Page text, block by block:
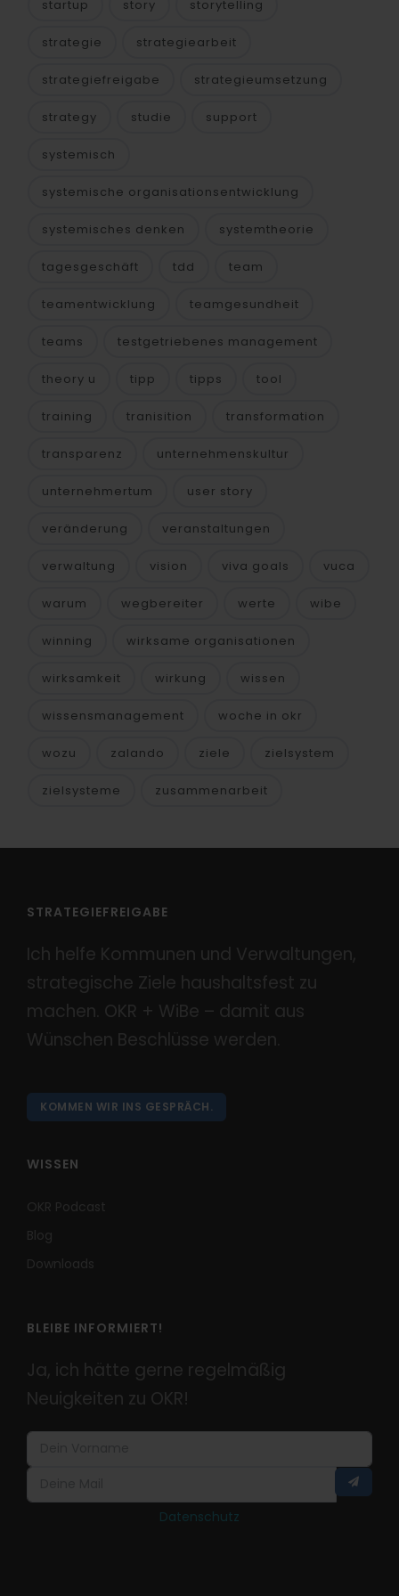
startup story storytelling
strategie strategiearbeit
strategiefreigabe strategieumsetzung
strategy studie support
systemisch
systemische organisationsentwicklung
systemisches denken systemtheorie
tagesgeschäft tdd team
teamentwicklung teamgesundheit
teams testgetriebenes management
theory u tipp tipps tool
training tranisition transformation
transparenz unternehmenskultur
unternehmertum user story
veränderung veranstaltungen
verwaltung vision viva goals vuca
warum wegbereiter werte wibe
winning wirksame organisationen
wirksamkeit wirkung wissen
wissensmanagement woche in okr
wozu zalando ziele zielsystem
zielsysteme zusammenarbeit
STRATEGIEFREIGABE
Ich helfe Kommunen und Verwaltungen,
strategische Ziele haushaltsfest zu
machen. OKR + WiBe – damit aus
Wünschen Beschlüsse werden.
KOMMEN WIR INS GESPRÄCH.
WISSEN
OKR Podcast
Blog
Downloads
BLEIBE INFORMIERT!
Ja, ich hätte gerne regelmäßig
Neuigkeiten zu OKR!
Datenschutz